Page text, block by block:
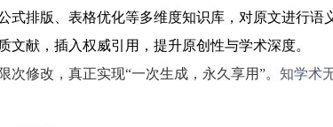
排版、表格优化等多维度知识库，对原文进行语
献，插入权威引用，提升原创性与学术深度。
修改，真正实现“一次生成，永久享用”。 知学术